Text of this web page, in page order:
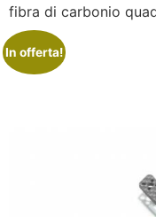
fibra di carbonio
In offerta!